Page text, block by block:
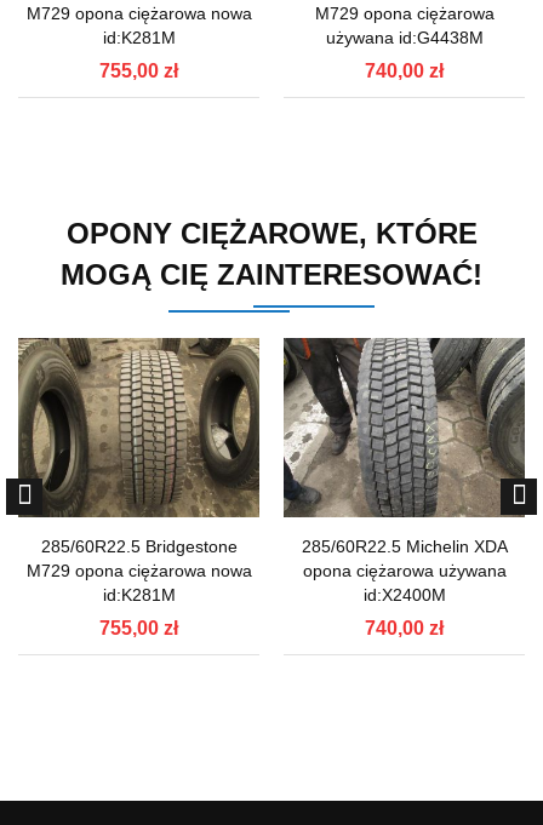
M729 opona ciężarowa nowa
id:K281M
755,00 zł
M729 opona ciężarowa
używana id:G4438M
740,00 zł
OPONY CIĘŻAROWE, KTÓRE
MOGĄ CIĘ ZAINTERESOWAĆ!
285/60R22.5 Bridgestone
M729 opona ciężarowa nowa
id:K281M
755,00 zł
285/60R22.5 Michelin XDA
opona ciężarowa używana
id:X2400M
740,00 zł